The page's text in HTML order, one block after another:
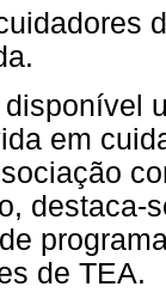
em
destaca-
de TEA.